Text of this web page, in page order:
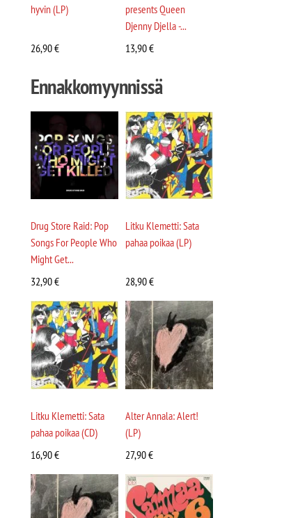
hyvin (LP)
26,90€
presents Queen
Djenny Djella -...
13,90€
Ennakkomyynnissä
Drug Store Raid: Pop
Songs For People Who
Might Get...
32,90€
Litku Klemetti: Sata
pahaa poikaa (LP)
28,90€
Litku Klemetti: Sata
pahaa poikaa (CD)
16,90€
Alter Annala: Alert!
(LP)
27,90€